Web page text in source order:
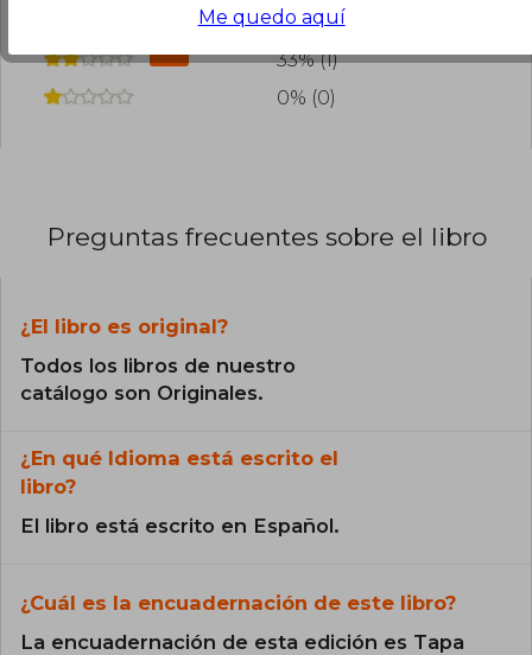
0% (0)
33% (1)
0% (0)
Preguntas frecuentes sobre el libro
¿El libro es original?
Todos los libros de nuestro
catálogo son Originales.
¿En qué Idioma está escrito el
libro?
El libro está escrito en Español.
¿Cuál es la encuadernación de este libro?
La encuadernación de esta edición es Tapa
Me quedo aquí